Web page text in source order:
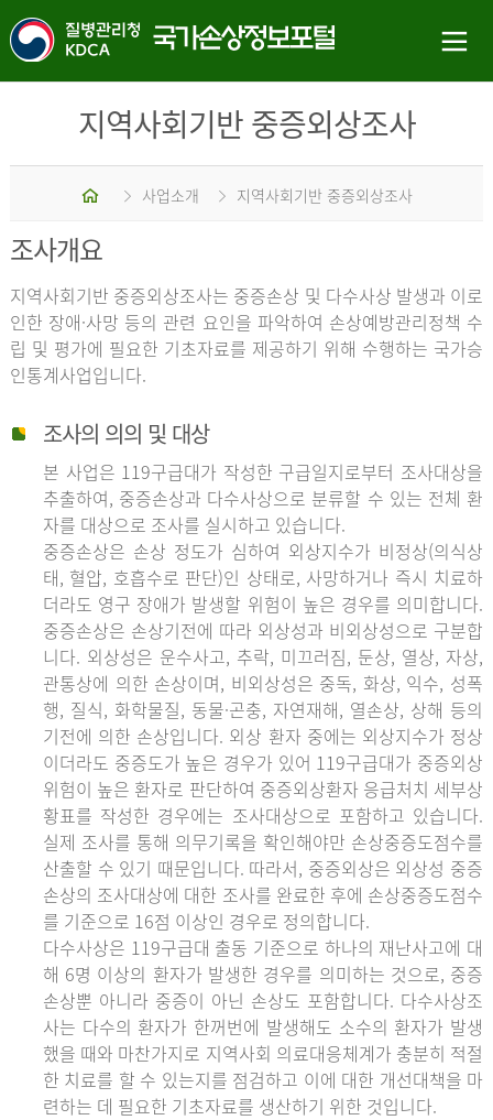
지역사회기반 중증외상조사
홈 사업소개 지역사회기반 중증외상조사
조사개요
지역사회기반 중증외상조사는 중증손상 및 다수사상 발생과 이로
인한 장애·사망 등의 관련 요인을 파악하여 손상예방관리정책 수
립 및 평가에 필요한 기초자료를 제공하기 위해 수행하는 국가승
인통계사업입니다.
조사의 의의 및 대상
본 사업은 119구급대가 작성한 구급일지로부터 조사대상을
추출하여, 중증손상과 다수사상으로 분류할 수 있는 전체 환
자를 대상으로 조사를 실시하고 있습니다.
중증손상은 손상 정도가 심하여 외상지수가 비정상(의식상
태, 혈압, 호흡수로 판단)인 상태로, 사망하거나 즉시 치료하
더라도 영구 장애가 발생할 위험이 높은 경우를 의미합니다.
중증손상은 손상기전에 따라 외상성과 비외상성으로 구분합
니다. 외상성은 운수사고, 추락, 미끄러짐, 둔상, 열상, 자상,
관통상에 의한 손상이며, 비외상성은 중독, 화상, 익수, 성폭
행, 질식, 화학물질, 동물·곤충, 자연재해, 열손상, 상해 등의
기전에 의한 손상입니다. 외상 환자 중에는 외상지수가 정상
이더라도 중증도가 높은 경우가 있어 119구급대가 중증외상
위험이 높은 환자로 판단하여 중증외상환자 응급처치 세부상
황표를 작성한 경우에는 조사대상으로 포함하고 있습니다.
실제 조사를 통해 의무기록을 확인해야만 손상중증도점수를
산출할 수 있기 때문입니다. 따라서, 중증외상은 외상성 중증
손상의 조사대상에 대한 조사를 완료한 후에 손상중증도점수
를 기준으로 16점 이상인 경우로 정의합니다.
다수사상은 119구급대 출동 기준으로 하나의 재난사고에 대
해 6명 이상의 환자가 발생한 경우를 의미하는 것으로, 중증
손상뿐 아니라 중증이 아닌 손상도 포함합니다. 다수사상조
사는 다수의 환자가 한꺼번에 발생해도 소수의 환자가 발생
했을 때와 마찬가지로 지역사회 의료대응체계가 충분히 적절
한 치료를 할 수 있는지를 점검하고 이에 대한 개선대책을 마
련하는 데 필요한 기초자료를 생산하기 위한 것입니다.